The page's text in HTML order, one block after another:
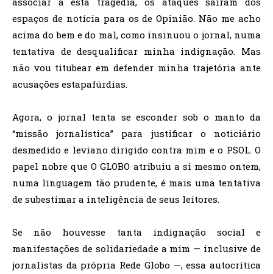
espaços de notícia para os de Opinião. Não me acho
acima do bem e do mal, como insinuou o jornal, numa
tentativa de desqualificar minha indignação. Mas
não vou titubear em defender minha trajetória ante
acusações estapafúrdias.
Agora, o jornal tenta se esconder sob o manto da
“missão jornalística” para justificar o noticiário
desmedido e leviano dirigido contra mim e o PSOL. O
papel nobre que O GLOBO atribuiu a si mesmo ontem,
numa linguagem tão prudente, é mais uma tentativa
de subestimar a inteligência de seus leitores.
Se não houvesse tanta indignação social e
manifestações de solidariedade a mim — inclusive de
jornalistas da própria Rede Globo —, essa autocrítica